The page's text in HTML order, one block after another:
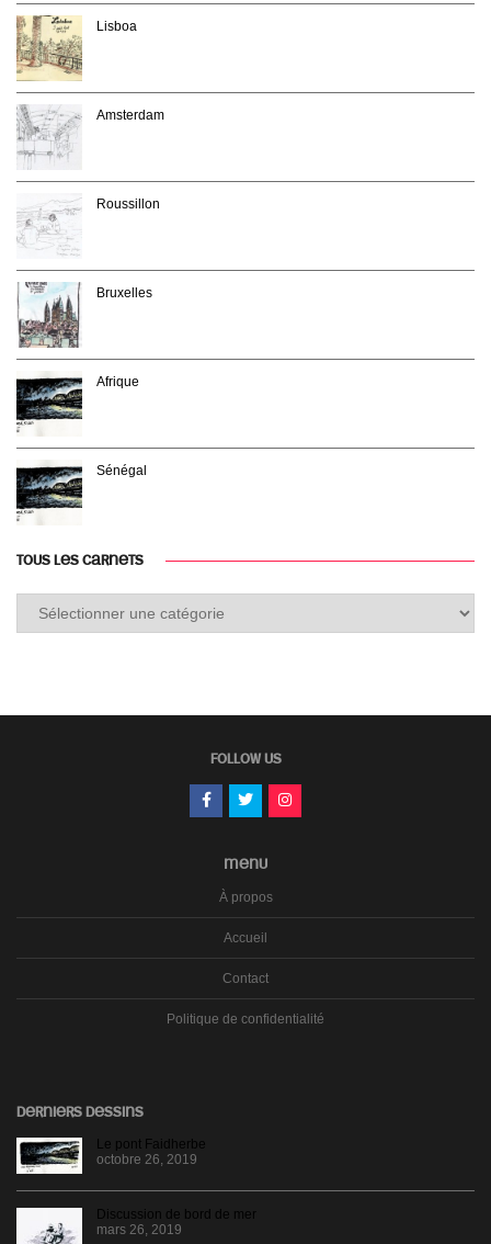
Lisboa
Amsterdam
Roussillon
Bruxelles
Afrique
Sénégal
TOUS LES CARNETS
FOLLOW US
MENU
À propos
Accueil
Contact
Politique de confidentialité
DERNIERS DESSINS
Le pont Faidherbe
octobre 26, 2019
Discussion de bord de mer
mars 26, 2019